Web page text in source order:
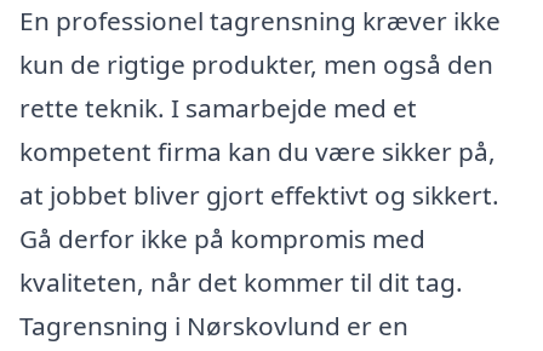
En professionel tagrensning kræver ikke
kun de rigtige produkter, men også den
rette teknik. I samarbejde med et
kompetent firma kan du være sikker på,
at jobbet bliver gjort effektivt og sikkert.
Gå derfor ikke på kompromis med
kvaliteten, når det kommer til dit tag.
Tagrensning i Nørskovlund er en